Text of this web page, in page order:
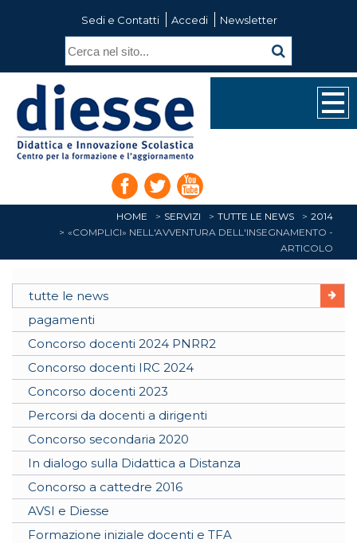
Sedi e Contatti Accedi Newsletter
HOME SERVIZI TUTTE LE NEWS
2014
«COMPLICI» NELL'AVVENTURA DELL'INSEGNAMENTO -
ARTICOLO
tutte le news
pagamenti
Concorso docenti 2024 PNRR2
Concorso docenti IRC 2024
Concorso docenti 2023
Percorsi da docenti a dirigenti
Concorso secondaria 2020
In dialogo sulla Didattica a Distanza
Concorso a cattedre 2016
AVSI e Diesse
Formazione iniziale docenti e TFA